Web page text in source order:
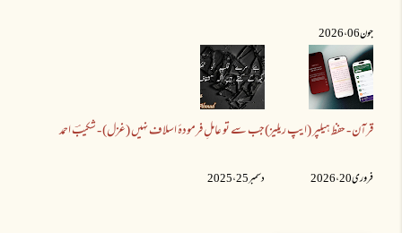
جون 06 ،2026
قرآن - حفظ ہیلپر (ایپ ریلیز)
فروری 20 ،2026
جب سے تو عاملِ فرمودۂ اسلاف نہیں (غزل) - شکیبؔ احمد
دسمبر 25 ،2025